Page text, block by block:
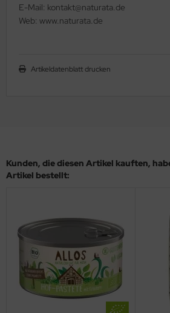
E-Mail: kontakt@naturata.de
Web: www.naturata.de
Artikeldatenblatt drucken
Kunden, die diesen Artikel kauften,
Artikel bestellt: